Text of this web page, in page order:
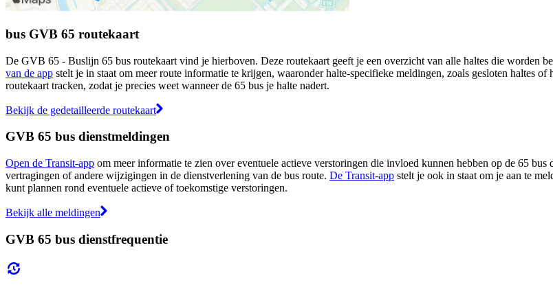
bus GVB 65 routekaart
De GVB 65 - Buslijn 65 bus routekaart vind je hierboven. Deze routekaart geeft je een overzicht van alle haltes die worden
van de app stelt je in staat om meer route informatie te krijgen, waaronder halte-specifieke meldingen, zoals gesloten haltes
routekaart tracken, zodat je precies weet wanneer de 65 bus je halte nadert.
Bekijk de gedetailleerde routekaart
GVB 65 bus dienstmeldingen
Open de Transit-app om meer informatie te zien over eventuele actieve verstoringen die invloed kunnen hebben op de 65
vertragingen of andere wijzigingen in de dienstverlening van de bus route. De Transit-app stelt je ook in staat om je aan te
kunt plannen rond eventuele actieve of toekomstige verstoringen.
Bekijk alle meldingen
GVB 65 bus dienstfrequentie